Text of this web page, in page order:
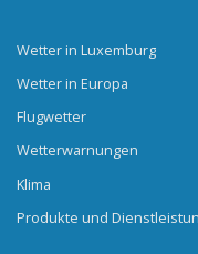
Wetter in Luxemburg
Wetter in Europa
Flugwetter
Wetterwarnungen
Klima
Produkte und